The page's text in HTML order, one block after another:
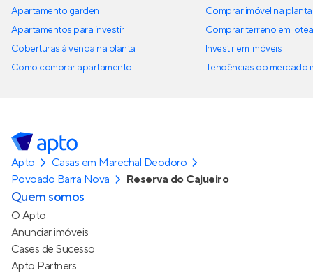
Apartamento garden
Apartamentos para investir
Coberturas à venda na planta
Como comprar apartamento
Comprar imóvel na planta
Comprar terreno em
Investir em imóveis
Tendências do mercado
Apto
Casas em Marechal Deodoro
Povoado Barra Nova
Reserva do Cajueiro
Quem somos
O Apto
Anunciar imóveis
Cases de Sucesso
Apto Partners